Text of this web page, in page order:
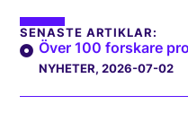
SENASTE ARTIKLAR:
Över 100 forskare
NYHETER, 2026-07-02